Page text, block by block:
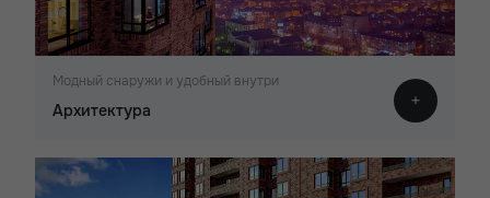
Модный снаружи и удобный внутри
Архитектура